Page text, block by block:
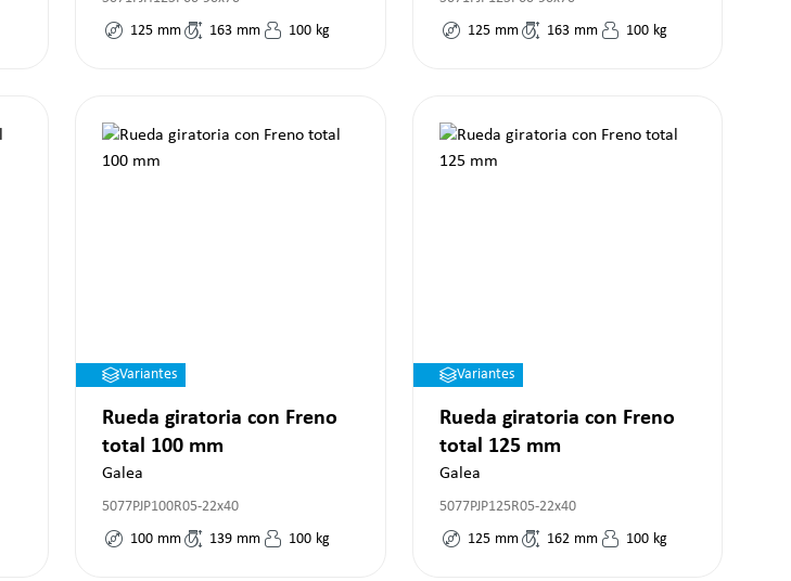
125 mm 163 mm 100 kg
125 mm 163 mm 100 kg
Variantes
Rueda giratoria con Freno
total 100 mm
Galea
5077PJP100R05-22x40
100 mm 139 mm 100 kg
Variantes
Rueda giratoria con Freno
total 125 mm
Galea
5077PJP125R05-22x40
125 mm 162 mm 100 kg